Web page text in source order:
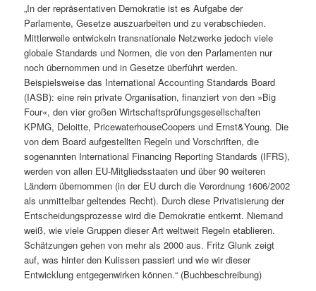
„In der repräsentativen Demokratie ist es Aufgabe der
Parlamente, Gesetze auszuarbeiten und zu verabschieden.
Mittlerweile entwickeln transnationale Netzwerke jedoch viele
globale Standards und Normen, die von den Parlamenten nur
noch übernommen und in Gesetze überführt werden.
Beispielsweise das International Accounting Standards Board
(IASB): eine rein private Organisation, finanziert von den »Big
Four«, den vier großen Wirtschaftsprüfungsgesellschaften
KPMG, Deloitte, PricewaterhouseCoopers und Ernst&Young. Die
von dem Board aufgestellten Regeln und Vorschriften, die
sogenannten International Financing Reporting Standards (IFRS),
werden von allen EU-Mitgliedsstaaten und über 90 weiteren
Ländern übernommen (in der EU durch die Verordnung 1606/2002
als unmittelbar geltendes Recht). Durch diese Privatisierung der
Entscheidungsprozesse wird die Demokratie entkernt. Niemand
weiß, wie viele Gruppen dieser Art weltweit Regeln etablieren.
Schätzungen gehen von mehr als 2000 aus. Fritz Glunk zeigt
auf, was hinter den Kulissen passiert und wie wir dieser
Entwicklung entgegenwirken können.“ (Buchbeschreibung)